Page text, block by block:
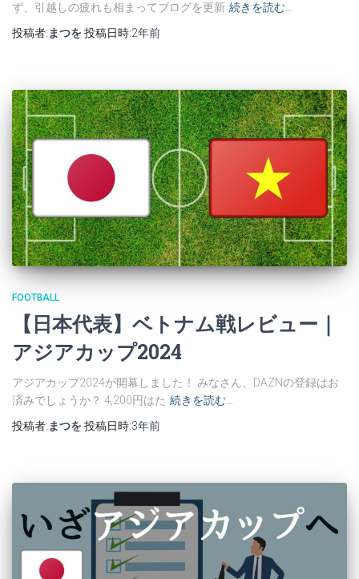
ず、引越しの疲れも相まってブログを更新 続きを読む…
投稿者:まつを投稿日時:2年前
FOOTBALL
【日本代表】ベトナム戦レビュー｜
アジアカップ2024
アジアカップ2024が開幕しました！ みなさん、DAZNの登録はお
済みでしょうか？ 4,200円はた 続きを読む…
投稿者: まつを投稿日時:3年前